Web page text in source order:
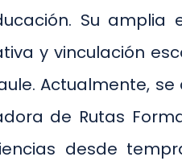
Su
y vinculación
Actualmente,
de Rutas
desde